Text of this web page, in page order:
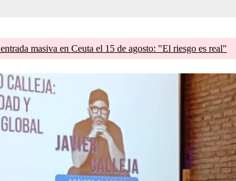
masiva en Ceuta el 15 de agosto: "El riesgo es real"